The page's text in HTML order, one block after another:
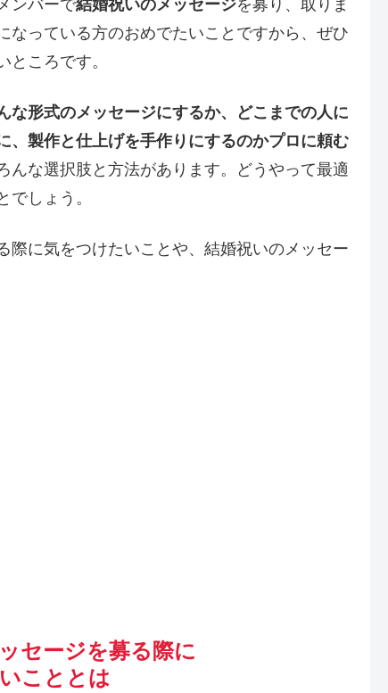
ンバーで結婚祝いのメッセージを募り、取りま
なっている方のおめでたいことですから、ぜひ
ころです。
な形式のメッセージにするか、どこまでの人に
、製作と仕上げを手作りにするのかプロに頼む
んな選択肢と方法があります。どうやって最適
しょう。
際に気をつけたいことや、結婚祝いのメッセー
セージを募る際に
こととは